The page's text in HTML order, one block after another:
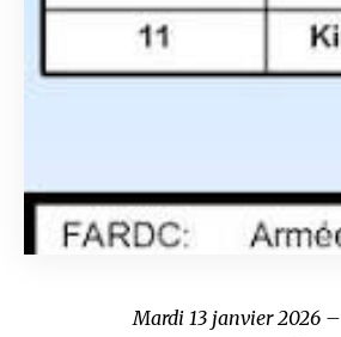
Mardi 13 janvier 2026 –